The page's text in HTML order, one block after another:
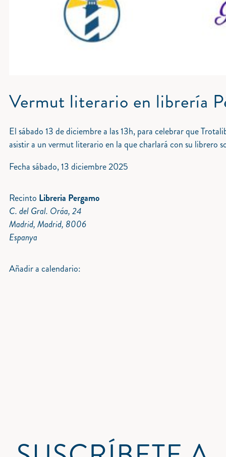
Vermut literario en librería
El sábado 13 de diciembre a las 13h, para celebrar que
asistir a un vermut literario en la que charlará con su librero
Fechasábado, 13 diciembre 2025
Recinto Libreria Pergamo
C. del Gral. Oráa, 24
Madrid, Madrid, 8006
Espanya
Añadir a calendario: